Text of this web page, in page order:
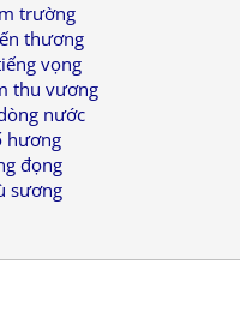
trường
thương
vọng
thu vương
nước
hương
đọng
sương